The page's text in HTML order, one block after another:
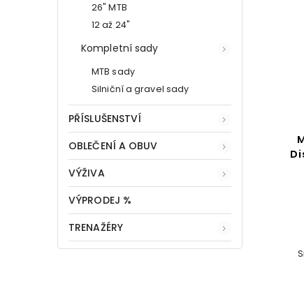
26" MTB
12 až 24"
Kompletní sady
MTB sady
Silniční a gravel sady
PŘÍSLUŠENSTVÍ
OBLEČENÍ A OBUV
VÝŽIVA
VÝPRODEJ %
TRENAŽÉRY